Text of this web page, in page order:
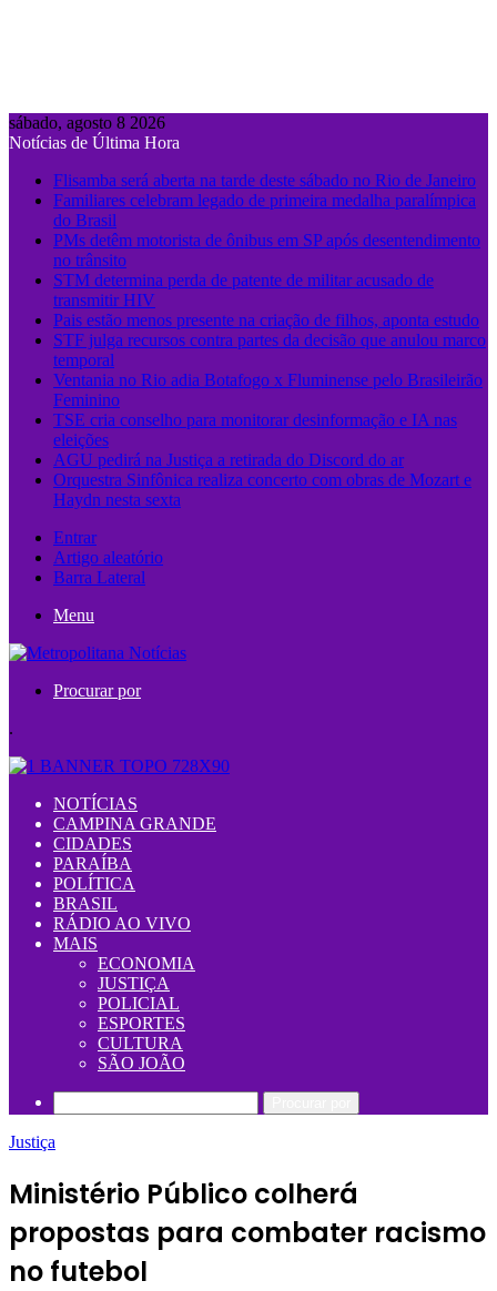
sábado, agosto 8 2026
Notícias de Última Hora
Flisamba será aberta na tarde deste sábado no Rio de Janeiro
Familiares celebram legado de primeira medalha paralímpica
do Brasil
PMs detêm motorista de ônibus em SP após desentendimento
no trânsito
STM determina perda de patente de militar acusado de
transmitir HIV
Pais estão menos presente na criação de filhos, aponta estudo
STF julga recursos contra partes da decisão que anulou marco
temporal
Ventania no Rio adia Botafogo x Fluminense pelo Brasileirão
Feminino
TSE cria conselho para monitorar desinformação e IA nas
eleições
AGU pedirá na Justiça a retirada do Discord do ar
Orquestra Sinfônica realiza concerto com obras de Mozart e
Haydn nesta sexta
Entrar
Artigo aleatório
Barra Lateral
Menu
Procurar por
.
NOTÍCIAS
CAMPINA GRANDE
CIDADES
PARAÍBA
POLÍTICA
BRASIL
RÁDIO AO VIVO
MAIS
ECONOMIA
JUSTIÇA
POLICIAL
ESPORTES
CULTURA
SÃO JOÃO
Justiça
Ministério Público colherá
propostas para combater racismo
no futebol